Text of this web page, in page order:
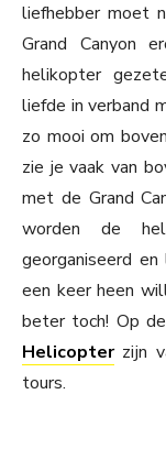
liefhebber moet
Grand Canyon
helikopter
liefde in verband
zo mooi om
zie je vaak van
met de Grand
worden de
georganiseerd
een keer heen
beter toch! Op
Helicopterzijn
tours.